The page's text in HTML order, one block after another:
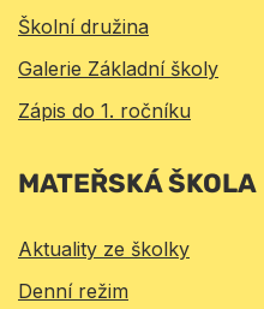
Školní družina
Galerie Základní školy
Zápis do 1. ročníku
MATEŘSKÁ ŠKOLA
Aktuality ze školky
Denní režim